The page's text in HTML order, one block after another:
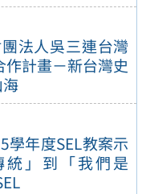
法人吳三連台灣
計畫－新台灣史
年度SEL教案示
」到「我們是